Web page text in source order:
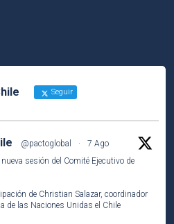
Seguir
@pactoglobal ·
7 Ago
sesión del Comité Ejecutivo de
de Christian Salazar, coordinador
de las Naciones Unidas el Chile